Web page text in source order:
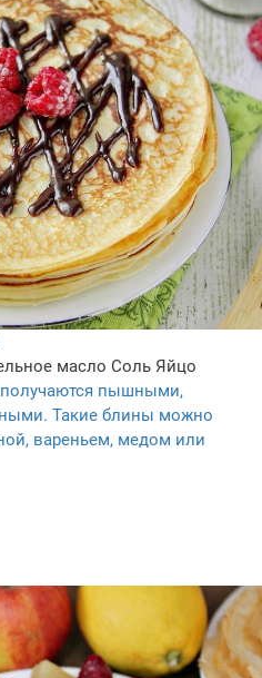
масло Соль Яйцо
получаются пышными,
Такие блины можно
вареньем, медом или